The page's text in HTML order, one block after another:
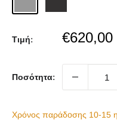
Steel
Black
Τιμή:
Sale
€620,00
Ποσότητα:
Χρόνος παράδoσης 10-15